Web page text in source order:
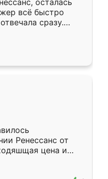
осталась
всё быстро
сразу.
подошёл к
Собрали
аккуратно, даже
Ренессанс от
цена и
Приехавший